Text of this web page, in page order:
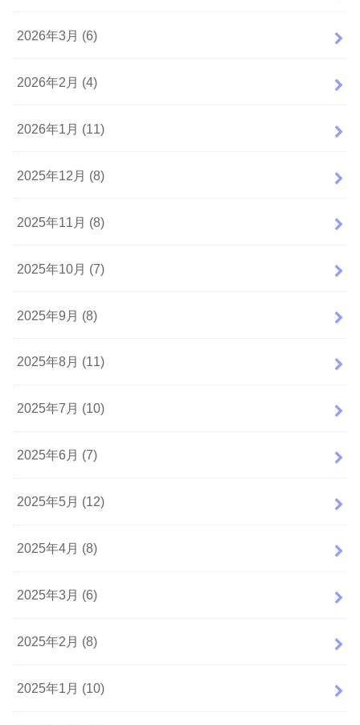
2026年3月 (6)
2026年2月 (4)
2026年1月 (11)
2025年12月 (8)
2025年11月 (8)
2025年10月 (7)
2025年9月 (8)
2025年8月 (11)
2025年7月 (10)
2025年6月 (7)
2025年5月 (12)
2025年4月 (8)
2025年3月 (6)
2025年2月 (8)
2025年1月 (10)